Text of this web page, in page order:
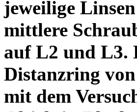
jeweilige
mittlere
auf L2 und L3.
Distanzring
mit dem